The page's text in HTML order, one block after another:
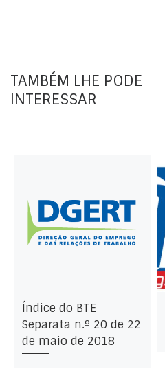
TAMBÉM LHE PODE
INTERESSAR
Índice do BTE
Separata n.º 20 de 22
de maio de 2018